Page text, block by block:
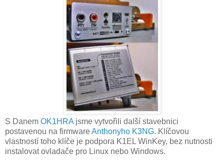
S Danem OK1HRA jsme vytvořili další stavebnici
postavenou na firmwareAnthonyho K3NG. Klíčovou
vlastností toho klíče je podpora K1EL WinKey, bez nutnosti
instalovat ovladače pro Linux nebo Windows.